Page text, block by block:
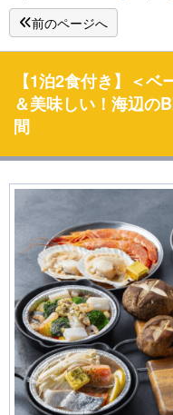
前のページへ
【1泊2食付き】＜
＆美味しい！海辺の
間